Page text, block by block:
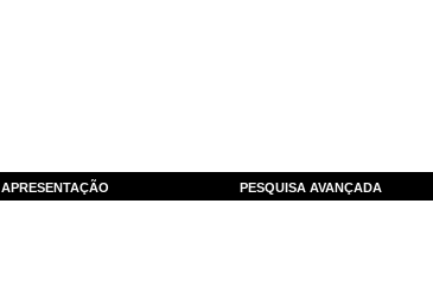
APRESENTAÇÃO PESQUISA AVANÇADA